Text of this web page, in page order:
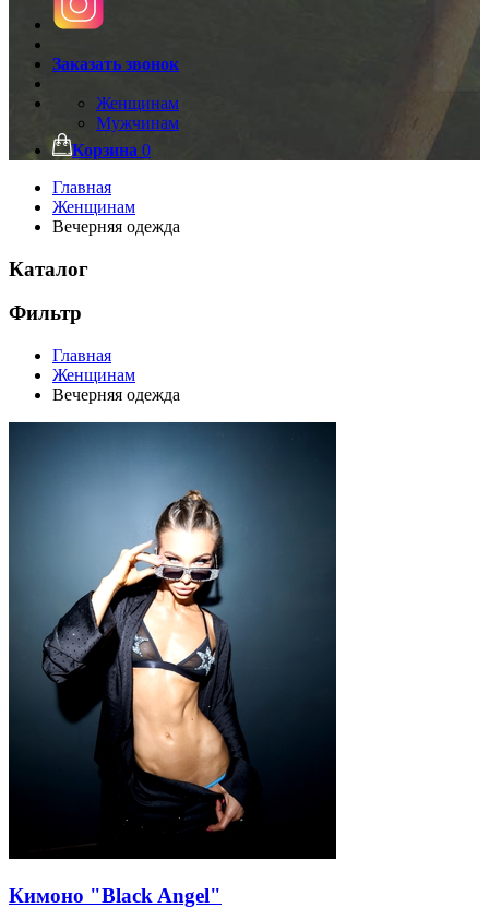
Заказать звонок
Женщинам
Мужчинам
Корзина 0
Главная
Женщинам
Вечерняя одежда
Каталог
Фильтр
Главная
Женщинам
Вечерняя одежда
Кимоно "Black Angel"